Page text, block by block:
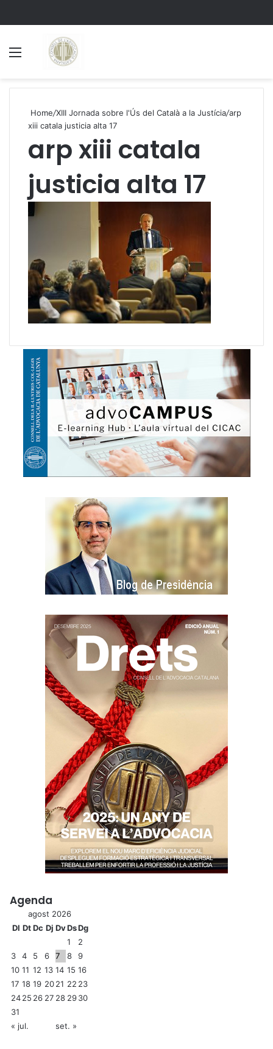
Home/XIII Jornada sobre l'Ús del Català a la Justícia/arp
xiii catala justicia alta 17
arp xiii catala
justicia alta 17
Agenda
agost 2026
Dl DtDc Dj DvDsDg
1
2
3
4 5 6 7 8
9
10 11 12 13 14 15 16
17 18 19 2021 22 23
2425 26 27 28 2930
31
« jul.
set. »